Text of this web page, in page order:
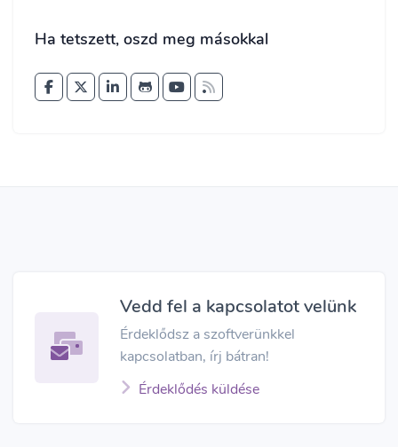
Ha tetszett, oszd meg másokkal
Vedd fel a kapcsolatot velünk
Érdeklődsz a szoftverünkkel
kapcsolatban, írj bátran!
Érdeklődés küldése